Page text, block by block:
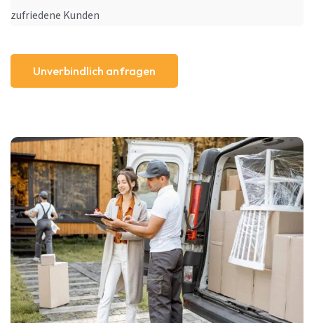
zufriedene Kunden
Unverbindlich anfragen